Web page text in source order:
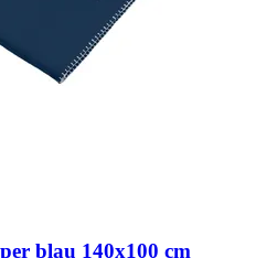
blau 140x100 cm